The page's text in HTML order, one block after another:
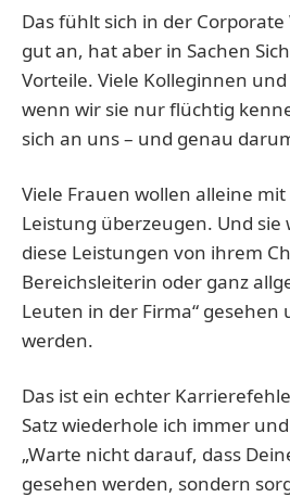
Das fühlt sich in der
gut an, hat aber in Sachen
Vorteile. Viele Kolleginnen
wenn wir sie nur flüchtig
sich an uns – und genau
Viele Frauen wollen alleine
Leistung überzeugen. Und
diese Leistungen von ihrem
Bereichsleiterin oder ganz
Leuten in der Firma“
werden.
Das ist ein echter
Satz wiederhole ich immer
„Warte nicht darauf, dass
gesehen werden, sondern